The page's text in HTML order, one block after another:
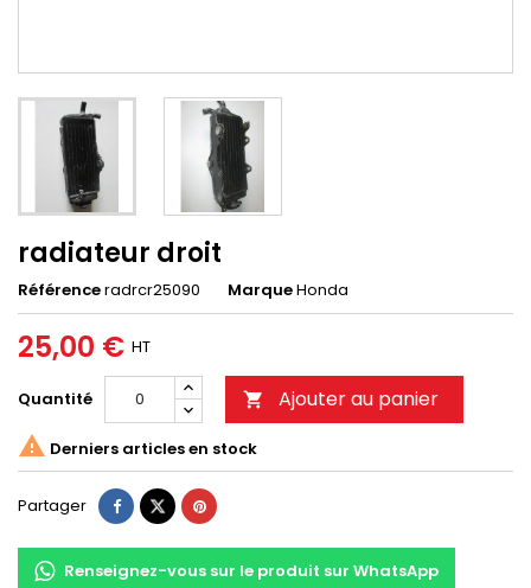
radiateur droit
Référenceradrcr25090 MarqueHonda
25,00 € HT
Quantité  Ajouter au panier
 Derniers articles en stock
Partager
Renseignez-vous sur le produit sur WhatsApp